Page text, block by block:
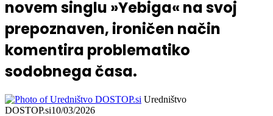
novem singlu »Yebiga« na svoj
prepoznaven, ironičen način
komentira problematiko
sodobnega časa.
Uredništvo
DOSTOP.si10/03/2026